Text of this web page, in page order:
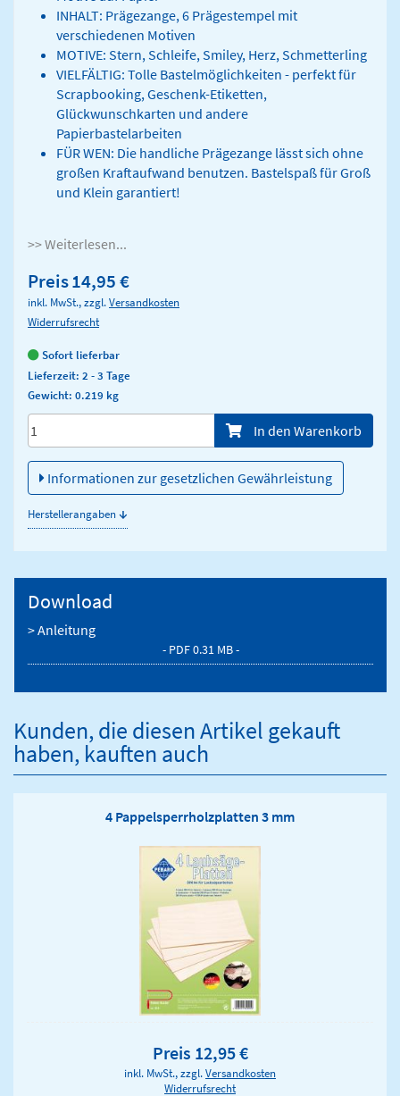
INHALT: Prägezange, 6 Prägestempel mit
verschiedenen Motiven
MOTIVE: Stern, Schleife, Smiley, Herz, Schmetterling
VIELFÄLTIG: Tolle Bastelmöglichkeiten - perfekt für
Scrapbooking, Geschenk-Etiketten,
Glückwunschkarten und andere
Papierbastelarbeiten
FÜR WEN: Die handliche Prägezange lässt sich ohne
großen Kraftaufwand benutzen. Bastelspaß für Groß
und Klein garantiert!
>> Weiterlesen...
Preis14,95 €
inkl. MwSt., zzgl.Versandkosten
Widerrufsrecht
Sofort lieferbar
Lieferzeit: 2 - 3 Tage
Gewicht: 0.219 kg
Menge/Pieces In den Warenkorb
Informationen zur gesetzlichen Gewährleistung
Herstellerangaben↓
Download
> Anleitung
- PDF 0.31 MB -
Kunden, die diesen Artikel gekauft
haben, kauften auch
4 Pappelsperrholzplatten 3 mm
Preis 12,95 €
inkl. MwSt., zzgl.Versandkosten
Widerrufsrecht